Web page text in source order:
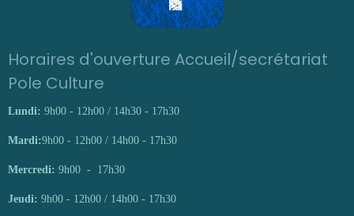
Horaires d'ouverture Accueil/secrétariat
Pole Culture
Lundi: 9h00 - 12h00 / 14h30 - 17h30
Mardi:9h00 - 12h00 / 14h00 - 17h30
Mercredi: 9h00 - 17h30
Jeudi: 9h00 - 12h00 / 14h00 - 17h30